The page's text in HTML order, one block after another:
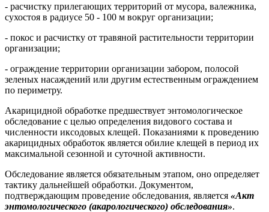
- расчистку прилегающих территорий от мусора, валежника,
сухостоя в радиусе 50 - 100 м вокруг организации;
- покос и расчистку от травяной растительности территории
организации;
- ограждение территории организации забором, полосой
зеленых насаждений или другим естественным ограждением
по периметру.
Акарицидной обработке предшествует энтомологическое
обследование с целью определения видового состава и
численности иксодовых клещей. Показаниями к проведению
акарицидных обработок является обилие клещей в период их
максимальной сезонной и суточной активности.
Обследование является обязательным этапом, оно определяет
тактику дальнейшей обработки. Документом,
подтверждающим проведение обследования, является «Акт
энтомологического (акарологического) обследования».